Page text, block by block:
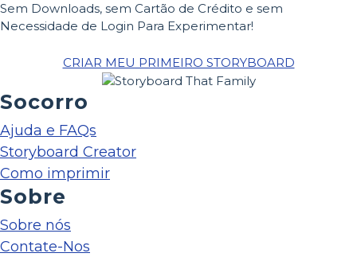
Sem Downloads, sem Cartão de Crédito e sem
Necessidade de Login Para Experimentar!
CRIAR MEU PRIMEIRO STORYBOARD
Socorro
Ajuda e FAQs
Storyboard Creator
Como imprimir
Sobre
Sobre nós
Contate-Nos